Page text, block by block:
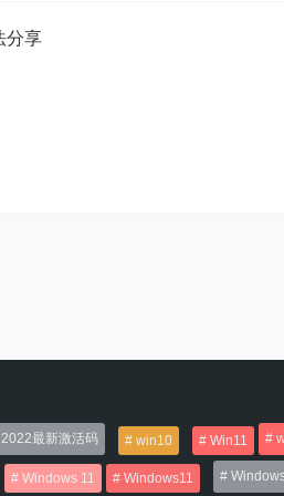
分享
2022最新激活码 win10 Win11
Windows 11 Windows11